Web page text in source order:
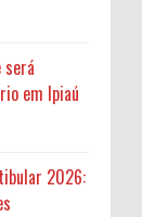
em Ipiaú
2026: